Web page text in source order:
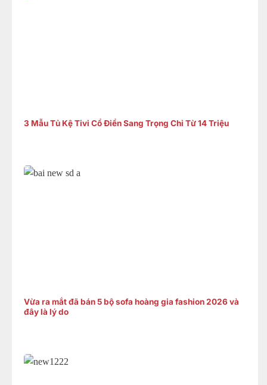
3 Mẫu Tủ Kệ Tivi Cổ Điển Sang Trọng Chỉ Từ 14 Triệu
Vừa ra mắt đã bán 5 bộ sofa hoàng gia fashion 2026 và
đây là lý do